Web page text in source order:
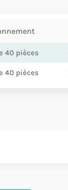
40 pièces
40 pièces